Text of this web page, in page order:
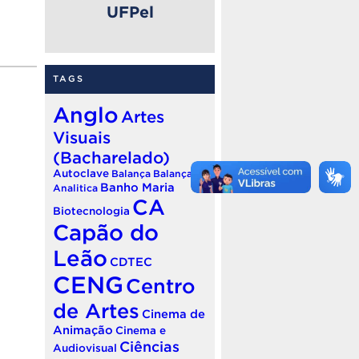
UFPel
TAGS
Anglo Artes
Visuais
(Bacharelado)
Autoclave Balança Balança
Analitica Banho Maria
Biotecnologia CA
Capão do
Leão CDTEC
CENG Centro
de Artes Cinema de
Animação Cinema e
Audiovisual Ciências